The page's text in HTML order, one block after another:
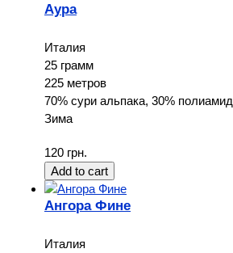
Аура
Италия
25 грамм
225 метров
70% сури альпака, 30% полиамид
Зима
120 грн.
Ангора Фине
Италия